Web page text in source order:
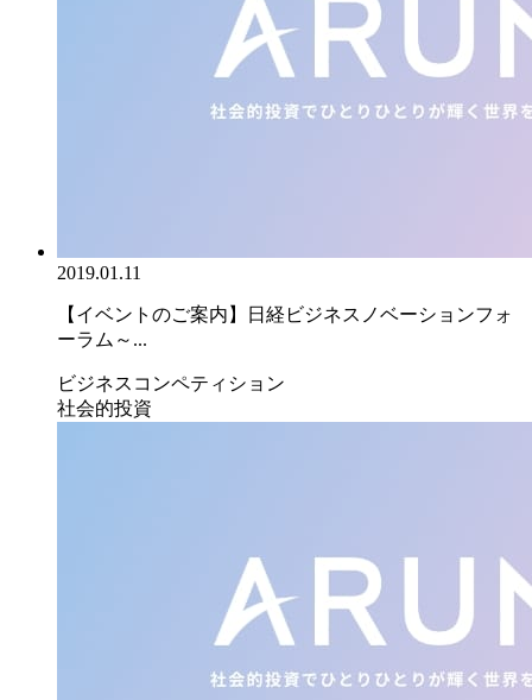
2019.01.11
【イベントのご案内】日経ビジネスノベーションフォ
ーラム～...
ビジネスコンペティション
社会的投資